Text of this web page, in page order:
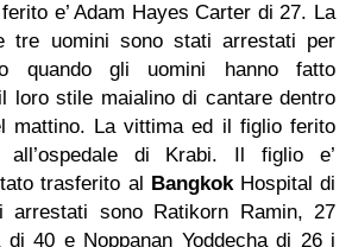
e’ Adam Hayes Carter di 27. La
tre uomini sono stati arrestati per
quando gli uomini hanno fatto
loro stile maialino di cantare dentro
mattino. La vittima ed il figlio ferito
di Krabi. Il figlio e’
trasferito al BangkokHospital di
arrestati sono Ratikorn Ramin, 27
40 e Noppanan Yoddecha di 26 i